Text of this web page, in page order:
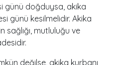
günü doğduysa, akika
günü kesilmelidir. Akika
sağlığı, mutluluğu ve
değilse, akika kurbanı